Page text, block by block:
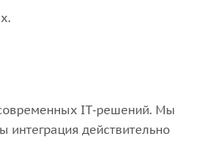
IT‑решений. Мы
интеграция действительно